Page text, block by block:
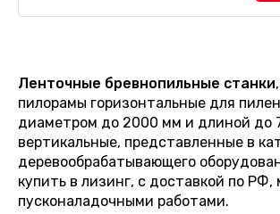
Ленточные бревнопильные станки
пилорамы горизонтальные для
диаметром до 2000 мм и длиной до
вертикальные, представленные в
деревообрабатывающего
купить в лизинг, с доставкой по
пусконаладочными работами.